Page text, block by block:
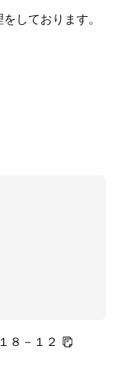
しております。
８－１２